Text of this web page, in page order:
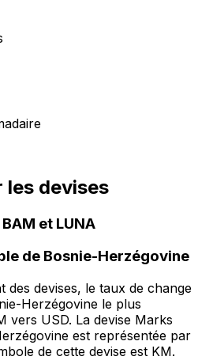
les devises
et LUNA
de Bosnie-Herzégovine
des devises, le taux de change
Herzégovine le plus
vers USD. La devise Marks
est représentée par
de cette devise est KM.